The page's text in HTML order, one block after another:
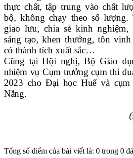
thực chất, tập trung vào chất
bộ, không chạy theo số lượng.
giao lưu, chia sẻ kinh nghiệm,
sáng tạo, khen thưởng, tôn
có thành tích xuất sắc…
Cũng tại Hội nghị, Bộ Giáo
nhiệm vụ Cụm trưởng cụm thi
2023 cho Đại học Huế và
Nẵng.
Tổng số điểm của bài viết là: 0 trong 0